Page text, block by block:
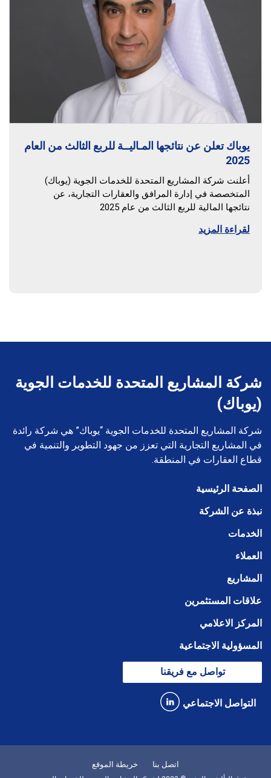
يوباك تعلن عن نتائجها المـاليــة للربع الثالث من العام
2025
أعلنت شركة المشاريع المتحدة للخدمات الجوية (يوباك)
المتخصصة في إدارة المرافق والعقارات التجارية، عن
نتائجها المالية للربع الثالث من عام 2025
لقراءة المزيد
شركة المشاريع المتحدة للخدمات الجوية
(يوباك)
شركة المشاريع المتحدة للخدمات الجوية “يوباك” هي شركة رائدة
في المشاريع التجارية التي تعزز من جهود التطوير والتنمية في
قطاع العقارات في المنطقة.
الصفحة الرئيسية
نبذة عن الشركة
الخدمات
العملاء
المشاريع
علاقات المستثمرين
المركز الاعلامي
المسؤولية الاجتماعية
تواصل مع فريقنا
التواصل الاجتماعي
اتصل بنا خريطة الموقع